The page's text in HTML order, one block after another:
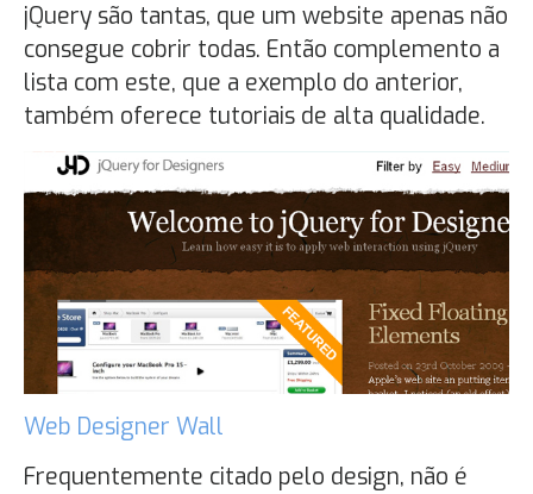
jQuery são tantas, que um website apenas não
consegue cobrir todas. Então complemento a
lista com este, que a exemplo do anterior,
também oferece tutoriais de alta qualidade.
Web Designer Wall
Frequentemente citado pelo design, não é